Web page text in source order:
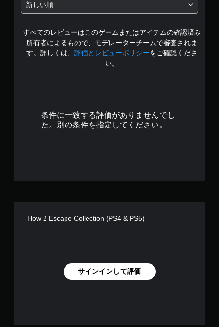
中
の
3
新しい順
すべてのレビューはこのゲームまたはアイテムの確認済み
所有者によるもので、モデレーターチームで審査されま
す。詳しくは、 評価とレビューポリシーをご確認くださ
い。
条件に一致する評価がありませんでし
た。別の条件を指定してください。
How 2 Escape Collection (PS4 & PS5)
サインインして評価